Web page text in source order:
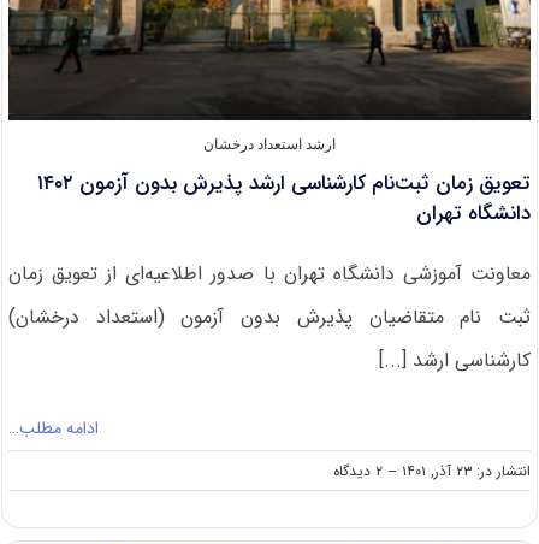
ارشد استعداد درخشان
تعویق زمان ثبت‌نام کارشناسی ارشد پذیرش بدون آزمون ۱۴۰۲
دانشگاه تهران
معاونت آموزشی دانشگاه تهران با صدور اطلاعیه‌ای از تعویق زمان
ثبت نام متقاضیان پذیرش بدون آزمون (استعداد درخشان)
کارشناسی ارشد [...]
ادامه مطلب…
انتشار در: ۲۳ آذر, ۱۴۰۱ -- ۲ دیدگاه
on
تعویق
ثبت‌نام